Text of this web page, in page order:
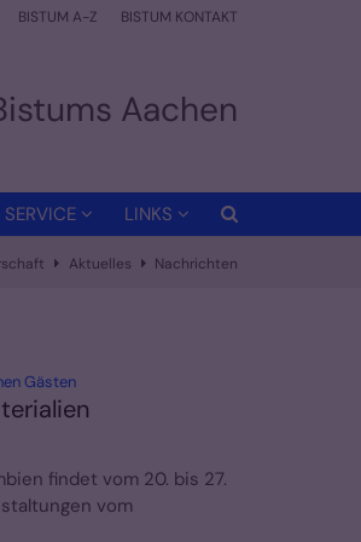
BISTUM A-Z BISTUM KONTAKT
Aachen
SERVICE LINKS
Aktuelles Nachrichten
Gästen:
findet vom 20. bis 27.
vom